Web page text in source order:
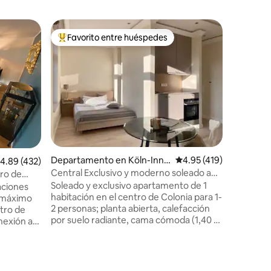
promedio: 4.89 de 5; 432 evaluaciones
4.89 (432)
de
de
a
De los mejores en Favorito entre huéspedes
Favorito entre huéspedes
Departamento en Köln-Inne
nstadt
Calificación promedio:
4.95 (419)
Central Exclusivo y moderno soleado a
800 metros de la catedral
Soleado y exclusivo apartamento de 1
habitación en el centro de Colonia para 1-
2 personas; planta abierta, calefacción
por suelo radiante, cama cómoda (1,40 x